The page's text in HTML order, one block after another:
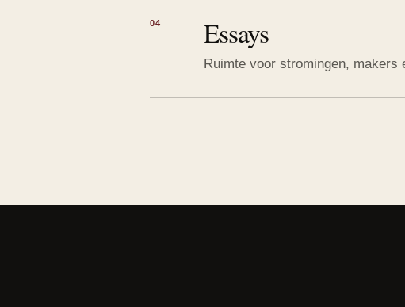
04 Essays
Ruimte voor stromingen, makers